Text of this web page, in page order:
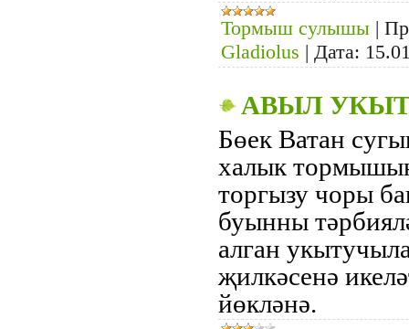
Тормыш сулышы |
Gladiolus | Дата:
АВЫЛ
Бөек Ватан
халык
торгызу чоры
буынны
алган
җилкәсенә
йөкләнә.